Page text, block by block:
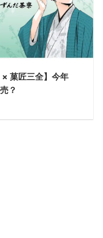
× 菓匠三全】今年
？